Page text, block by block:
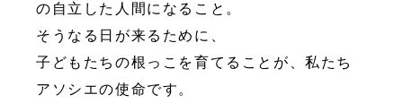
の自立した人間になること。
そうなる日が来るために、
子どもたちの根っこを育てることが、私たち
アソシエの使命です。